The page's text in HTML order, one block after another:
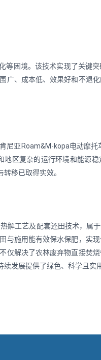
等困境。该技术实现了关键
广、成本低、效果好和不退
尼亚Roam&M-kopa电动摩
区复杂的运行环境和能源
移已取得实效。
解工艺及配套还田技术，属
与施用能有效保水保肥，实
仅解决了农林废弃物直接焚
发展提供了绿色、科学且实